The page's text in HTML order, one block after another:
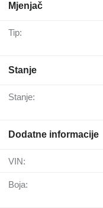
Mjenjač
Tip:
Stanje
Stanje:
Dodatne informacije
VIN:
Boja: